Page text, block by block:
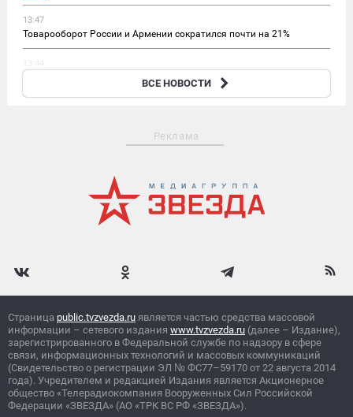
13:47
Товарооборот России и Армении сократился почти на 21%
Мать найденного в Приангарье летчика рассказала о его
ВСЕ НОВОСТИ
Реклама
Страница public.tvzvezda.ru является частью средства массовой
информации – сетевого издания www.tvzvezda.ru (далее – Издание),
зарегистрированного в Федеральной службе по надзору в сфере
связи, информационных технологий и массовых коммуникаций
(Свидетельство о регистрации ЭЛ № ФС77–59170 от 22 августа 2014
года). Учредителем и редакцией Издания является Акционерное
общество «Телерадиокомпания Вооруженных Сил Российской
Федерации «ЗВЕЗДА» (АО «ТРК ВС РФ «ЗВЕЗДА»).